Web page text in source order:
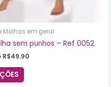
Malhas em geral
sem punhos – Ref 0052
R$49.90